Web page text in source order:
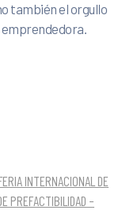
también el orgullo
INTERNACIONAL DE
PREFACTIBILIDAD –